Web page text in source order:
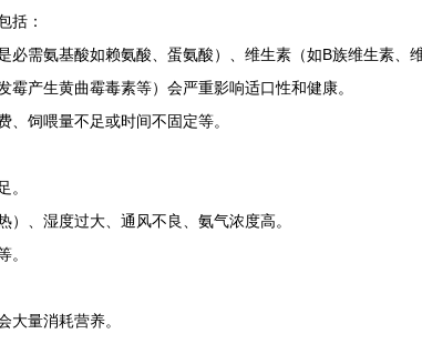
括：
必需氨基酸如赖氨酸、蛋氨酸）、维生素（如B族维生素、
产生黄曲霉毒素等）会严重影响适口性和健康。
饲喂量不足或时间不固定等。
。
、湿度过大、通风不良、氨气浓度高。
。
大量消耗营养。